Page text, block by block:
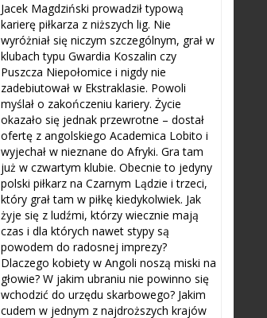
Jacek Magdziński prowadził typową
karierę piłkarza z niższych lig. Nie
wyróżniał się niczym szczególnym, grał w
klubach typu Gwardia Koszalin czy
Puszcza Niepołomice i nigdy nie
zadebiutował w Ekstraklasie. Powoli
myślał o zakończeniu kariery. Życie
okazało się jednak przewrotne – dostał
ofertę z angolskiego Academica Lobito i
wyjechał w nieznane do Afryki. Gra tam
już w czwartym klubie. Obecnie to jedyny
polski piłkarz na Czarnym Lądzie i trzeci,
który grał tam w piłkę kiedykolwiek. Jak
żyje się z ludźmi, którzy wiecznie mają
czas i dla których nawet stypy są
powodem do radosnej imprezy?
Dlaczego kobiety w Angoli noszą miski na
głowie? W jakim ubraniu nie powinno się
wchodzić do urzędu skarbowego? Jakim
cudem w jednym z najdroższych krajów